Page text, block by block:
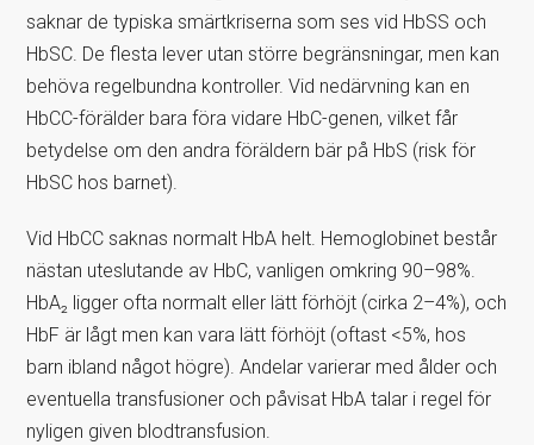
saknar de typiska smärtkriserna som ses vid HbSS och
HbSC. De flesta lever utan större begränsningar, men kan
behöva regelbundna kontroller. Vid nedärvning kan en
HbCC-förälder bara föra vidare HbC-genen, vilket får
betydelse om den andra föräldern bär på HbS (risk för
HbSC hos barnet).
Vid HbCC saknas normalt HbA helt. Hemoglobinet består
nästan uteslutande av HbC, vanligen omkring 90–98%.
HbA₂ ligger ofta normalt eller lätt förhöjt (cirka 2–4%), och
HbF är lågt men kan vara lätt förhöjt (oftast <5%, hos
barn ibland något högre). Andelar varierar med ålder och
eventuella transfusioner och påvisat HbA talar i regel för
nyligen given blodtransfusion.